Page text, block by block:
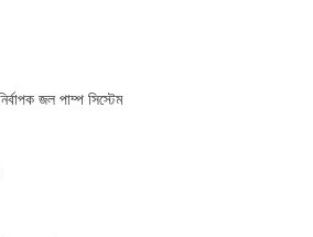
জল পাম্প সিস্টেম